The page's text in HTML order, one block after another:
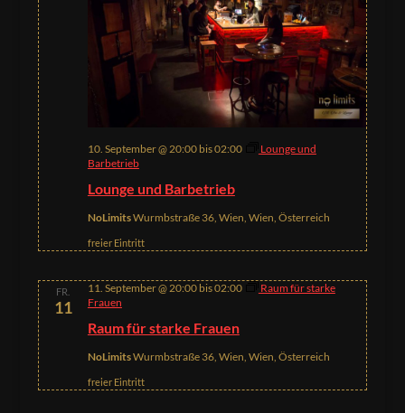
Lounge und Barbetrieb
10. September @ 20:00bis02:00
Lounge und
Barbetrieb
NoLimitsWurmbstraße 36, Wien, Wien, Österreich
freier Eintritt
FR.
11
Raum für starke Frauen
11. September @ 20:00bis02:00
Raum für starke
Frauen
NoLimitsWurmbstraße 36, Wien, Wien, Österreich
freier Eintritt